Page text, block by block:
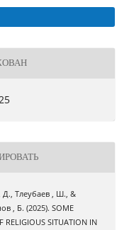
Д., Тлеубаев , Ш., &
, Б. (2025). SOME
RELIGIOUS SITUATION IN